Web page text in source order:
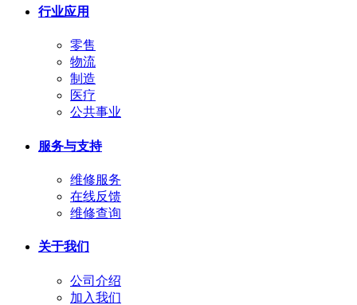
行业应用
零售
物流
制造
医疗
公共事业
服务与支持
维修服务
在线反馈
维修查询
关于我们
公司介绍
加入我们